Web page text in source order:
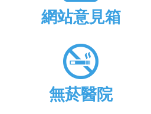
網站意見箱
無菸醫院